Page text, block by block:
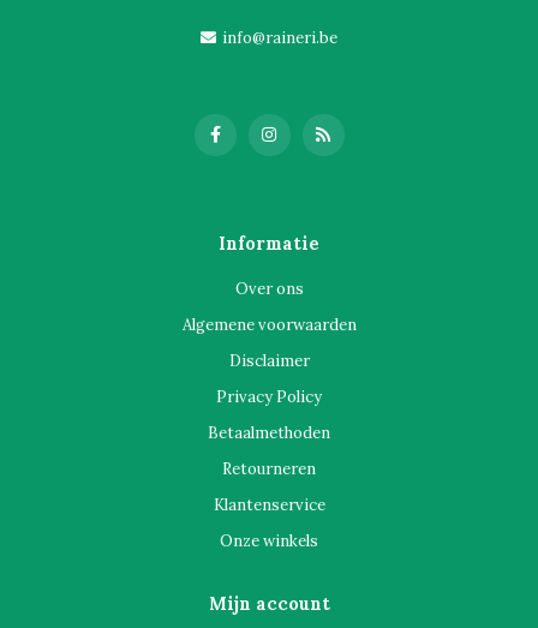
info@raineri.be
Informatie
Over ons
Algemene voorwaarden
Disclaimer
Privacy Policy
Betaalmethoden
Retourneren
Klantenservice
Onze winkels
Mijn account